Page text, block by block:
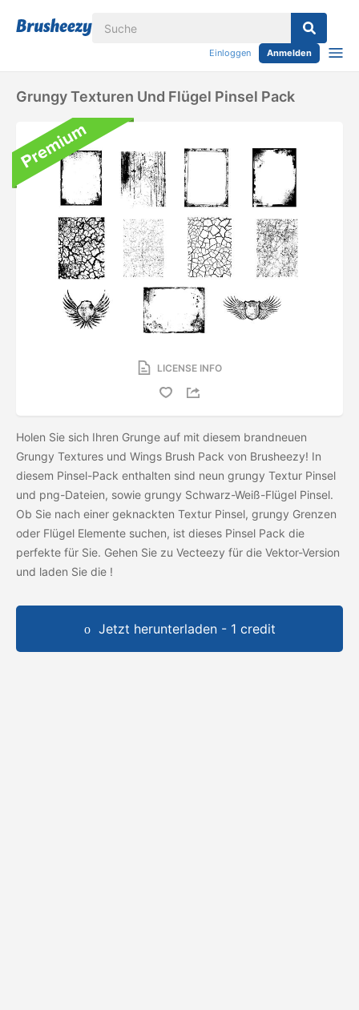
Einloggen Anmelden
Grungy Texturen Und Flügel Pinsel Pack
LICENSE INFO
Holen Sie sich Ihren Grunge auf mit diesem brandneuen
Grungy Textures und Wings Brush Pack von Brusheezy! In
diesem Pinsel-Pack enthalten sind neun grungy Textur Pinsel
und png-Dateien, sowie grungy Schwarz-Weiß-Flügel Pinsel.
Ob Sie nach einer geknackten Textur Pinsel, grungy Grenzen
oder Flügel Elemente suchen, ist dieses Pinsel Pack die
perfekte für Sie. Gehen Sie zu Vecteezy für die Vektor-Version
und laden Sie die !
Jetzt herunterladen - 1 credit